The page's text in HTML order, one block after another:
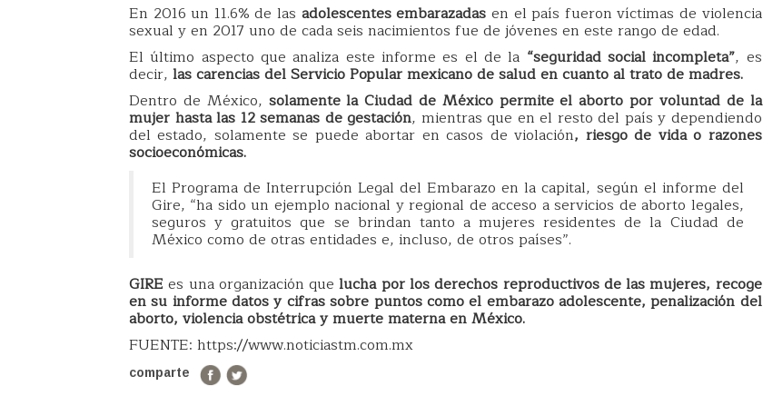
En 2016 un 11.6% de las adolescentes embarazadas en el país fueron víctimas de violencia
sexual y en 2017 uno de cada seis nacimientos fue de jóvenes en este rango de edad.
El último aspecto que analiza este informe es el de la “seguridad social incompleta”, es
decir, las carencias del Servicio Popular mexicano de salud en cuanto al trato de madres.
Dentro de México, solamente la Ciudad de México permite el aborto por voluntad de la
mujer hasta las 12 semanas de gestación, mientras que en el resto del país y dependiendo
del estado, solamente se puede abortar en casos de violación, riesgo de vida o razones
socioeconómicas.
El Programa de Interrupción Legal del Embarazo en la capital, según el informe del
Gire, “ha sido un ejemplo nacional y regional de acceso a servicios de aborto legales,
seguros y gratuitos que se brindan tanto a mujeres residentes de la Ciudad de
México como de otras entidades e, incluso, de otros países”.
GIRE es una organización quelucha por los derechos reproductivos de las mujeres, recoge
en su informe datos y cifras sobre puntos como el embarazo adolescente, penalización del
aborto, violencia obstétrica y muerte materna en México.
FUENTE: https://www.noticiastm.com.mx
comparte